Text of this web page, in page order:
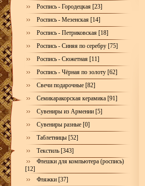
Роспись - Городецкая [23]
Роспись - Мезенская [14]
Роспись - Петриковская [18]
Роспись - Синяя по серебру [75]
Роспись - Сюжетная [11]
Роспись - Чёрная по золоту [62]
Свечи подарочные [82]
Семикаракорская керамика [91]
Сувениры из Армении [5]
Сувениры разные [0]
Таблетницы [52]
Текстиль [343]
Флешки для компьютера (роспись)
[12]
Фляжки [37]